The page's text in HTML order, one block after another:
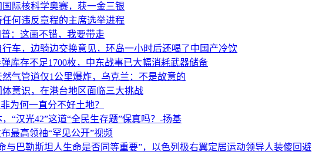
际核科学奥赛，获一金三银
何违反章程的主席选举进程
：这画不错，我要带走
车，边骑边交换意见，环岛一小时后还喝了中国产冷饮
库存不足1700枚，中东战事已大幅消耗武器储备
气管道仅1公里爆炸，乌克兰：不是故意的
意识，在港台地区面临三大挑战
为何一直分不好土地？
“汉光42”这道“全民生存题”保真吗？-扬基
最高领袖“罕见公开”视频
与巴勒斯坦人生命是否同等重要”，以色列极右翼定居运动领导人装傻回避